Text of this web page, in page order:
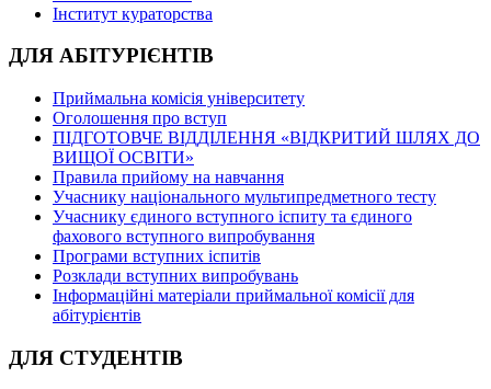
Інститут кураторства
ДЛЯ АБІТУРІЄНТІВ
Приймальна комісія університету
Оголошення про вступ
ПІДГОТОВЧЕ ВІДДІЛЕННЯ «ВІДКРИТИЙ ШЛЯХ ДО
ВИЩОЇ ОСВІТИ»
Правила прийому на навчання
Учаснику національного мультипредметного тесту
Учаснику єдиного вступного іспиту та єдиного
фахового вступного випробування
Програми вступних іспитів
Розклади вступних випробувань
Інформаційні матеріали приймальної комісії для
абітурієнтів
ДЛЯ СТУДЕНТІВ